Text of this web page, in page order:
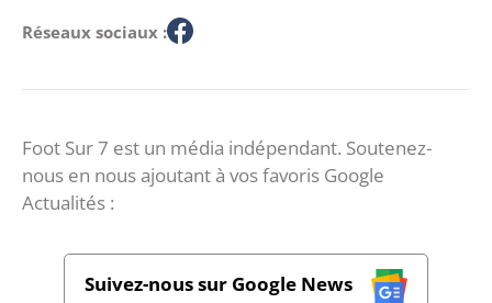
Réseaux sociaux :
Foot Sur 7 est un média indépendant. Soutenez-
nous en nous ajoutant à vos favoris Google
Actualités :
Suivez-nous sur Google News